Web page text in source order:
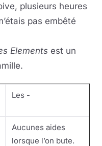
plusieurs heures
pas embêté
Elements est un
Les -
Aucunes aides
lorsque l’on bute.